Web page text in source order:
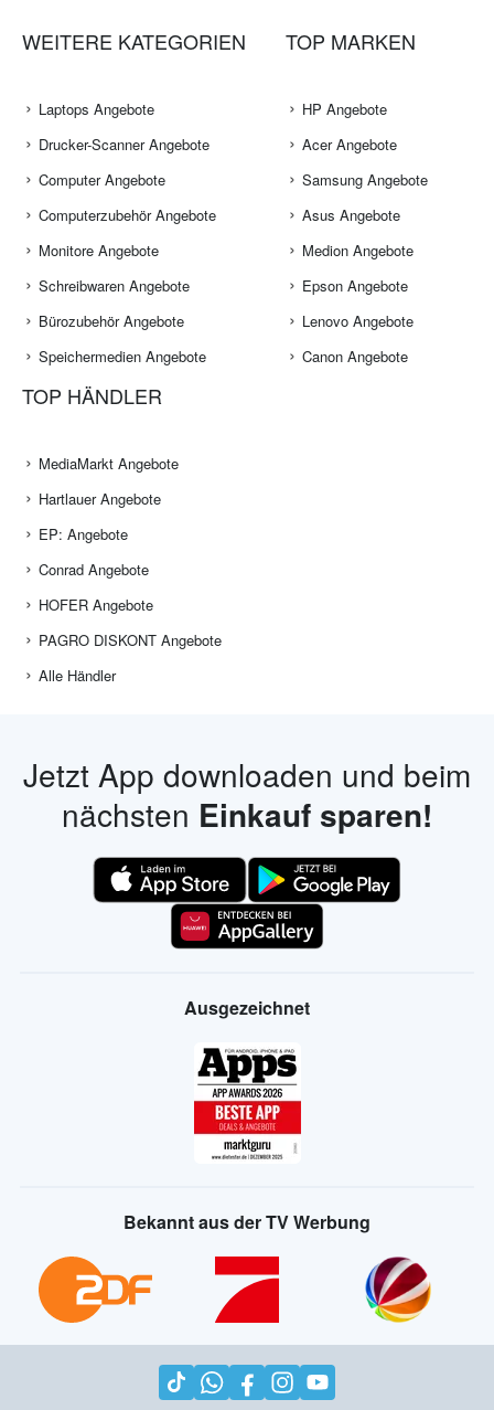
WEITERE KATEGORIEN
Laptops Angebote
Drucker-Scanner Angebote
Computer Angebote
Computerzubehör Angebote
Monitore Angebote
Schreibwaren Angebote
Bürozubehör Angebote
Speichermedien Angebote
TOP MARKEN
HP Angebote
Acer Angebote
Samsung Angebote
Asus Angebote
Medion Angebote
Epson Angebote
Lenovo Angebote
Canon Angebote
TOP HÄNDLER
MediaMarkt Angebote
Hartlauer Angebote
EP: Angebote
Conrad Angebote
HOFER Angebote
PAGRO DISKONT Angebote
Alle Händler
Jetzt App downloaden und beim
nächsten Einkauf sparen!
Ausgezeichnet
Bekannt aus der TV Werbung